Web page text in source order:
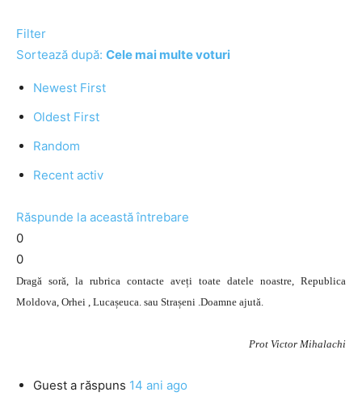
Filter
Sortează după: Cele mai multe voturi
Newest First
Oldest First
Random
Recent activ
Răspunde la această întrebare
0
0
Dragă soră, la rubrica contacte aveți toate datele noastre, Republica
Moldova, Orhei , Lucașeuca. sau Strașeni .Doamne ajută.
Prot Victor Mihalachi
Guest a răspuns 14 ani ago